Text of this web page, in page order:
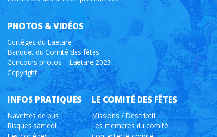
PHOTOS & VIDÉOS
Cortèges du Laetare
Banquet du Comité des fêtes
Concours photos – Laetare 2023
Copyright
INFOS PRATIQUES
Navettes de bus
Risques samedi
LE COMITÉ DES FÊTES
Missions / Descriptif
Les membres du comité